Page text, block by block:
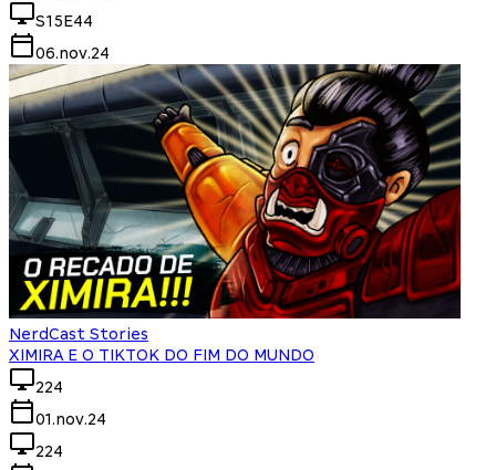
S15E44
06.nov.24
NerdCast Stories
XIMIRA E O TIKTOK DO FIM DO MUNDO
224
01.nov.24
224